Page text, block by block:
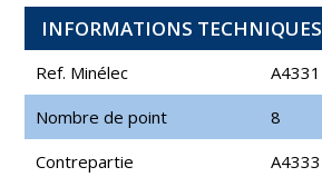
INFORMATIONS TECHNIQUES
Ref. Minélec
A4331
Nombre de point
8
Contrepartie
A4333